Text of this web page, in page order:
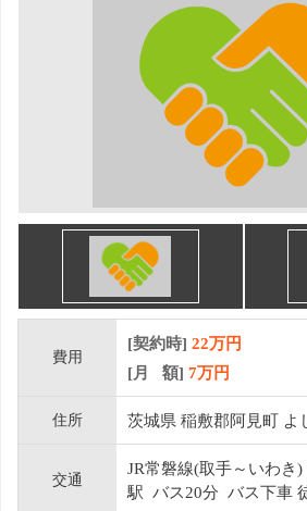
費用
[契約時] 22万円
[月 額] 7万円
住所 茨城県 稲敷郡阿見町 よ
交通
JR常磐線(取手～いわき)
駅 バス20分 バス下車